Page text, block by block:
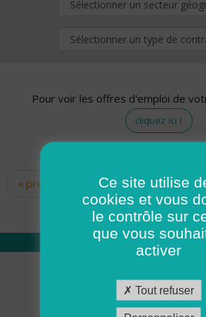
Pour voir les offres d'emploi de
cliquez ici !
Pages
« premier ‹ précédent …
14 15 16
Qui sommes nous
Académie ADMR
Ce site utilise
cookies et vous
le contrôle sur
que vous
activer
Tout refuser